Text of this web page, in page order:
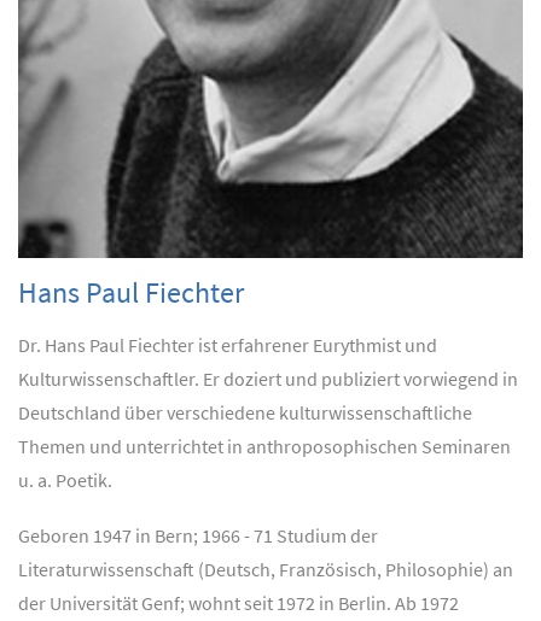
Hans Paul Fiechter
Dr. Hans Paul Fiechter ist erfahrener Eurythmist und
Kulturwissenschaftler. Er doziert und publiziert vorwiegend in
Deutschland über verschiedene kulturwissenschaftliche
Themen und unterrichtet in anthroposophischen Seminaren
u. a. Poetik.
Geboren 1947 in Bern; 1966 - 71 Studium der
Literaturwissenschaft (Deutsch, Französisch, Philosophie) an
der Universität Genf; wohnt seit 1972 in Berlin. Ab 1972